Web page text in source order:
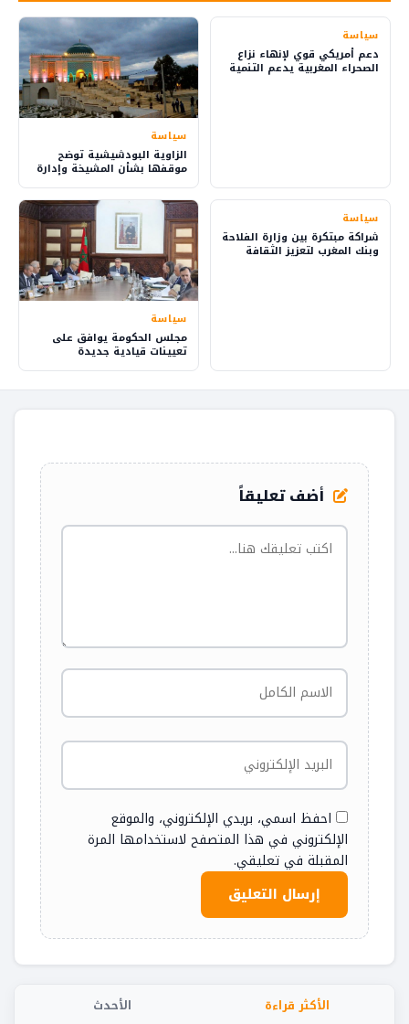
سياسة
دعم أمريكي قوي لإنهاء نزاع
الصحراء المغربية يدعم التنمية
سياسة
الزاوية البودشيشية توضح
موقفها بشأن المشيخة وإدارة
سياسة
شراكة مبتكرة بين وزارة الفلاحة
وبنك المغرب لتعزيز الثقافة
سياسة
مجلس الحكومة يوافق على
تعيينات قيادية جديدة
أضف تعليقاً
احفظ اسمي، بريدي الإلكتروني، والموقع
الإلكتروني في هذا المتصفح لاستخدامها المرة
المقبلة في تعليقي.
الأكثر قراءة الأحدث